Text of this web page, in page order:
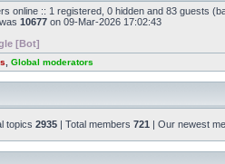
online :: 1 registered, 0 hidden and 83 guests
10677 on 09-Mar-2026 17:02:43
[Bot]
Global moderators
topics 2935 | Total members 721 | Our newest